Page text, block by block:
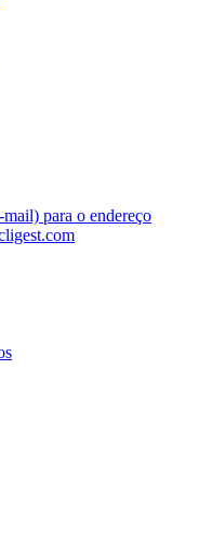
para o endereço